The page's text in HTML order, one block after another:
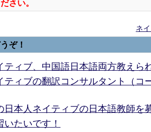
さい。
ネ
ぞ！
ティブ、中国語日本語両方教えら
ティブの翻訳コンサルタント（コ
日本人ネイティブの日本語教師を
いたいです！